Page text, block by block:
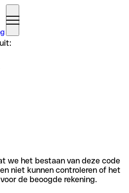
we het bestaan van deze code
niet kunnen controleren of het
de beoogde rekening.